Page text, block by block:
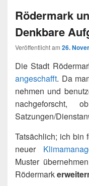
Rödermark
Denkbare
Veröffentlicht am 26.
Die Stadt
angeschafft. Da
nehmen und
nachgeforscht,
Satzungen/
Tatsächlich; ich bin
neuer
Muster
Rödermark